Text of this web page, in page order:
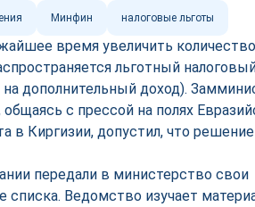
Минфин налоговые льготы
время увеличить количество
льготный
дополнительный доход).
с прессой на полях
в Киргизии, допустил, что
передали в министерство свои
списка. Ведомство изучает